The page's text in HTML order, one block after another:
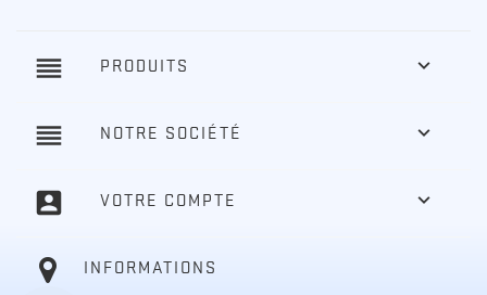
reorder PRODUITS 
reorder NOTRE SOCIÉTÉ 
account_box VOTRE COMPTE 
INFORMATIONS